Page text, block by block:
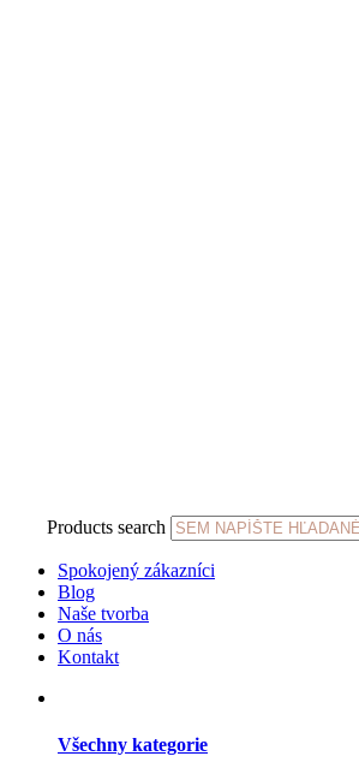
Products search
Spokojený zákazníci
Blog
Naše tvorba
O nás
Kontakt
Všechny kategorie